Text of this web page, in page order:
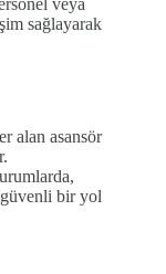
sağlayarak
alan asansör
güvenli bir yol